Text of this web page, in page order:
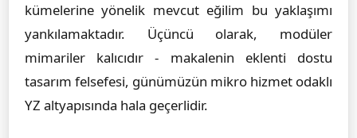
kümelerine yönelik mevcut eğilim bu yaklaşımı
yankılamaktadır. Üçüncü olarak, modüler
mimariler kalıcıdır - makalenin eklenti dostu
tasarım felsefesi, günümüzün mikro hizmet odaklı
YZ altyapısında hala geçerlidir.